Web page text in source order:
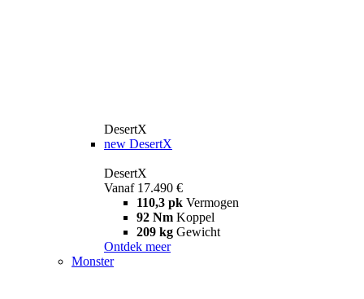
DesertX
new DesertX
DesertX
Vanaf 17.490 €
110,3 pk Vermogen
92 Nm Koppel
209 kg Gewicht
Ontdek meer
Monster